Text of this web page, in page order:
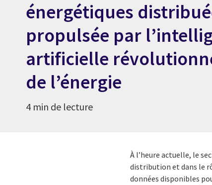
énergétiques
propulsée par
artificielle
de l’énergie
4 min de lecture
À l’heure actuelle, le
distribution et dans le
données disponibles